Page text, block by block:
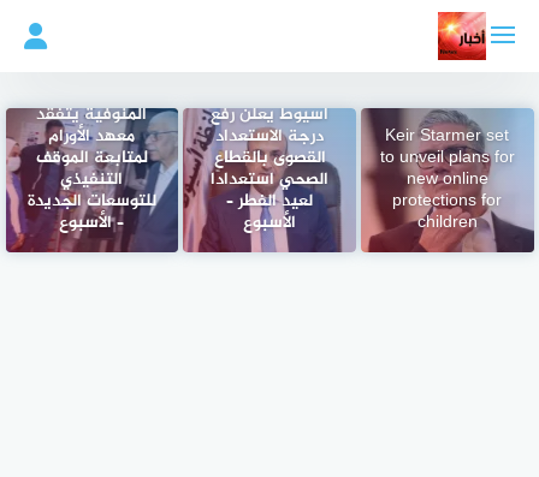
المحتوى
Keir Starmer set
to unveil plans for
new online
protections for
children
أسيوط يعلن رفع
درجة الاستعداد
القصوى بالقطاع
الصحي استعدادًا
لعيد الفطر –
الأسبوع
المنوفية يتفقد
معهد الأورام
لمتابعة الموقف
التنفيذي
للتوسعات الجديدة
– الأسبوع